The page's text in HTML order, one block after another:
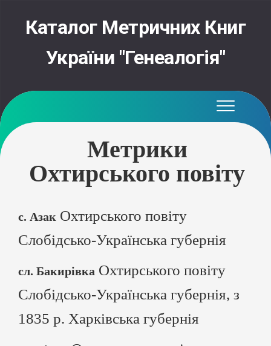
contentКаталог Метричних Книг
України "Генеалогія"
Метрики
Охтирського повіту
с. Азак Охтирського повіту
Слобідсько-Українська губернія
сл. Бакирівка Охтирського повіту
Слобідсько-Українська губернія, з
1835 р. Харківська губернія